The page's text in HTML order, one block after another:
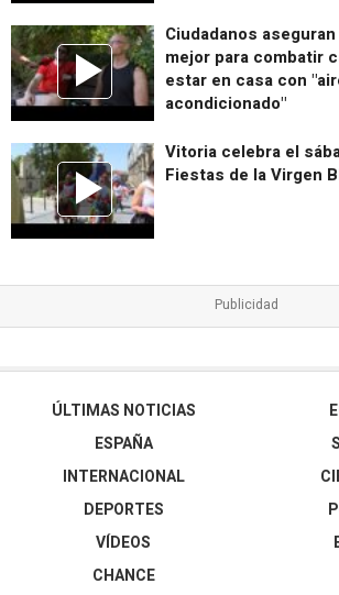
Ciudadanos
mejor para combatir
estar en casa con
acondicionado"
Vitoria celebra el
Fiestas de la Virgen
ÚLTIMAS NOTICIAS
ESPAÑA
INTERNACIONAL
DEPORTES
VÍDEOS
CHANCE